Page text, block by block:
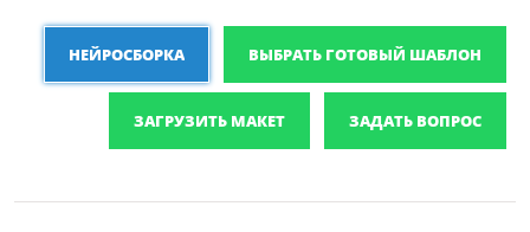
НЕЙРОСБОРКА ВЫБРАТЬ ГОТОВЫЙ ШАБЛОН
ЗАГРУЗИТЬ МАКЕТ ЗАДАТЬ ВОПРОС